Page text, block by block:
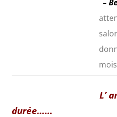
–
L’
durée……